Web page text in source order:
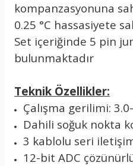
kompanzasyonuna
0.25 °C hassasiyete
Set içeriğinde 5 pin
bulunmaktadır
Teknik Özellikler:
Çalışma gerilimi:
Dahili soğuk nokta
3 kablolu seri
12-bit ADC